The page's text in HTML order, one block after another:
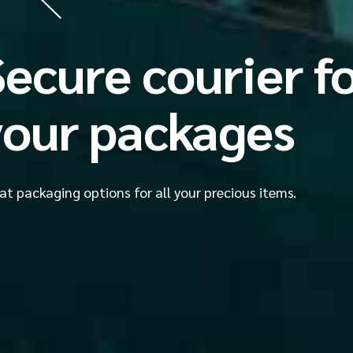
matter
globally
company offers shipping services around the globe.